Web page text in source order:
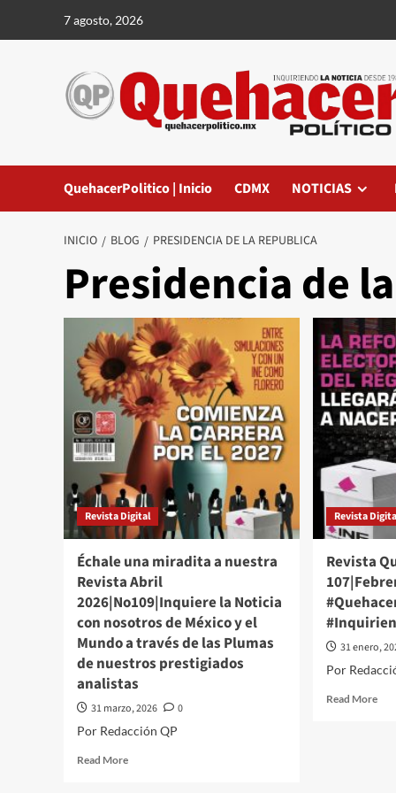
7 agosto, 2026
QuehacerPolitico | Inicio CDMX NOTICIAS
INICIO BLOG PRESIDENCIA DE LA REPUBLICA
Presidencia de
Revista Digital
Échale una miradita a nuestra
Revista Abril
2026|No109|Inquiere la Noticia
con nosotros de México y el
Mundo a través de las Plumas
de nuestros prestigiados
analistas
31 marzo, 2026
0
Por Redacción QP
Read MoreRead
Revista
Revista
31 enero,
Por
Read MoreRead